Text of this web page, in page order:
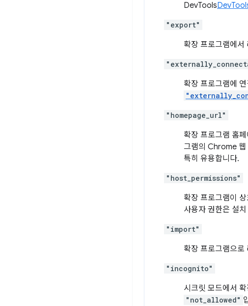
DevTools
"export"
확장 프로그램에서
확장 프로그램에
"homepage_url"
확장 프로그램 홈
그램의 Chrome 웹
특히 유용합니다.
"host_permissions"
확장 프로그램이
사용자 권한은 설
"import"
확장 프로그램으로
"incognito"
시크릿 모드에서
"not_allowed"